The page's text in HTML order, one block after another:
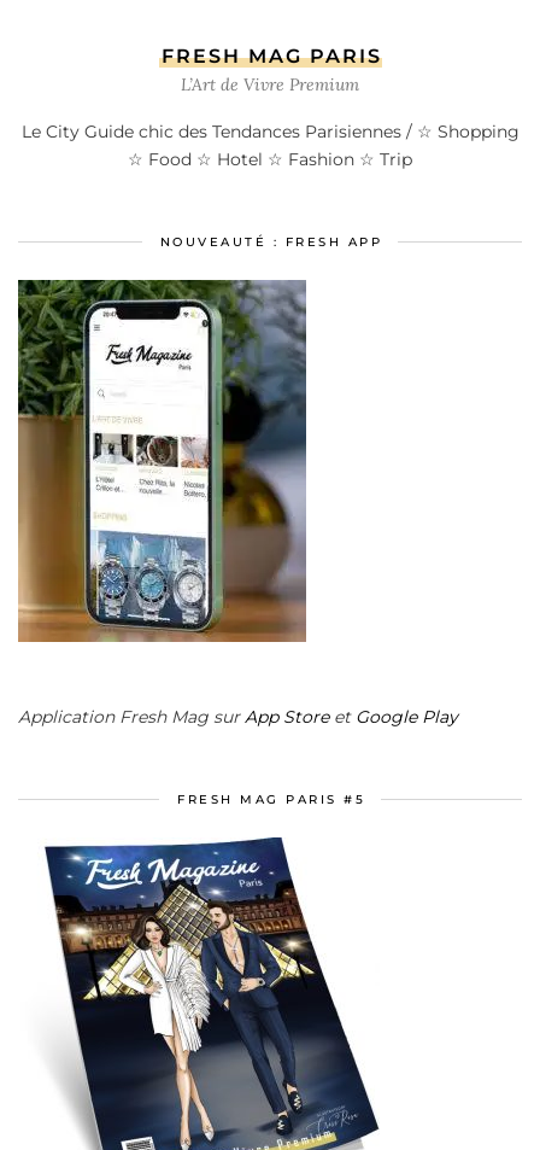
FRESH MAG PARIS
L’Art de Vivre Premium
Le City Guide chic des Tendances Parisiennes / ☆ Shopping
☆ Food ☆ Hotel ☆ Fashion ☆ Trip
NOUVEAUTÉ : FRESH APP
Application Fresh Mag surApp Storeet Google Play
FRESH MAG PARIS #5